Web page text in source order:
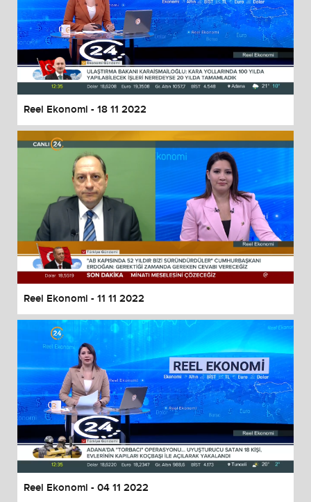
Reel Ekonomi - 18 11 2022
Reel Ekonomi - 11 11 2022
Reel Ekonomi - 04 11 2022